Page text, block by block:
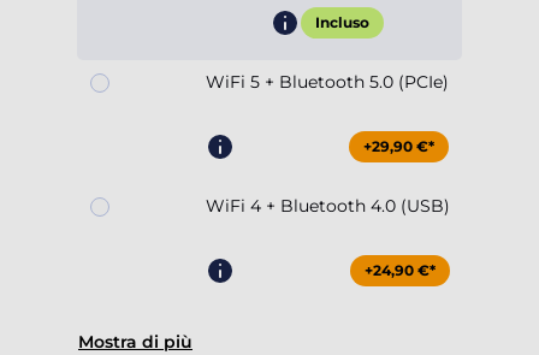
Incluso
WiFi 5 + Bluetooth 5.0 (PCIe)
+29,90 €*
WiFi 4 + Bluetooth 4.0 (USB)
+24,90 €*
Mostra di più